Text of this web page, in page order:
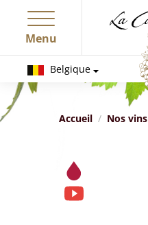
Menu
Belgique
Accueil Nos vins